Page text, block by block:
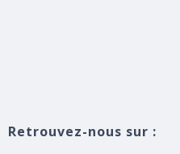
Retrouvez-nous sur :